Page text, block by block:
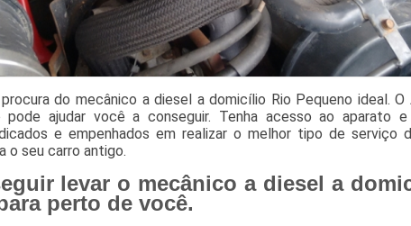
do mecânico a diesel a domicílio Rio Pequeno ideal. O
pode ajudar você a conseguir. Tenha acesso ao aparato
e empenhados em realizar o melhor tipo de serviço
o seu carro antigo.
levar o mecânico a diesel a
perto de você.